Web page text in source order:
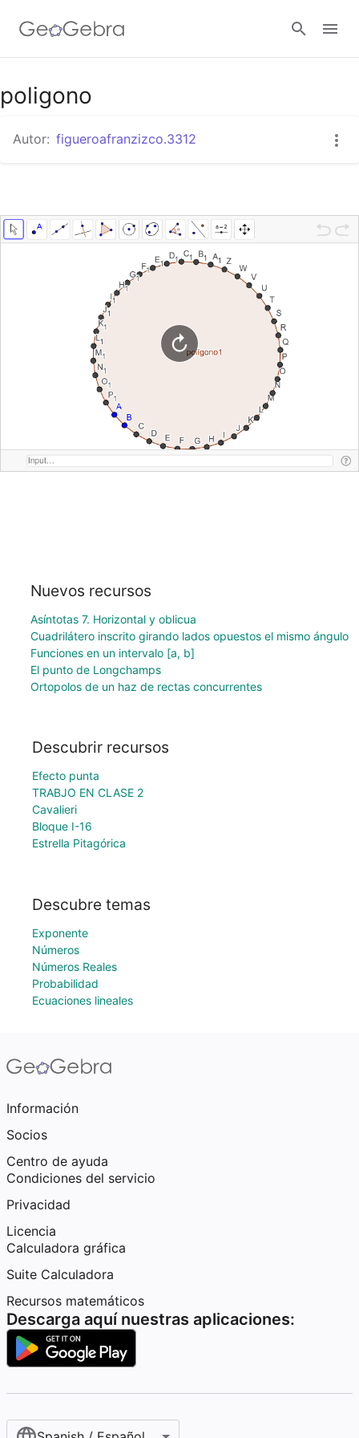
GeoGebra Classroom
poligono
Autor: figueroafranzizco.3312
Nuevos recursos
Asíntotas 7. Horizontal y oblicua
Cuadrilátero inscrito girando lados opuestos el mismo ángulo
Funciones en un intervalo [a, b]
El punto de Longchamps
Ortopolos de un haz de rectas concurrentes
Descubrir recursos
Efecto punta
TRABJO EN CLASE 2
Cavalieri
Bloque I-16
Estrella Pitagórica
Descubre temas
Exponente
Números
Números Reales
Probabilidad
Ecuaciones lineales
Información
Socios
Centro de ayuda
Condiciones del servicio
Privacidad
Licencia
Calculadora gráfica
Suite Calculadora
Recursos matemáticos
Descarga aquí nuestras aplicaciones: